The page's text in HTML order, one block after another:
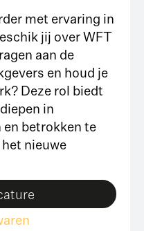
met ervaring in
jij over WFT
aan de
en houd je
Deze rol biedt
in
betrokken te
nieuwe